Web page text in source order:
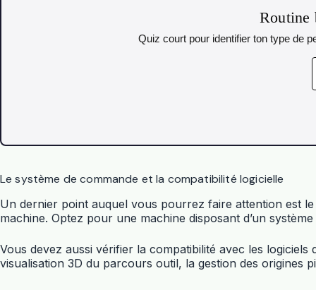
Routine
Quiz court pour identifier ton type de
Le système de commande et la compatibilité logicielle
Un dernier point auquel vous pourrez faire attention est
machine. Optez pour une machine disposant d’un
Vous devez aussi vérifier la compatibilité avec les
visualisation 3D du parcours outil, la gestion des origines